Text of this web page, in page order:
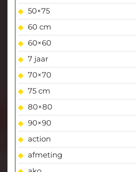
50×75
60 cm
60×60
7 jaar
70×70
75 cm
80×80
90×90
action
afmeting